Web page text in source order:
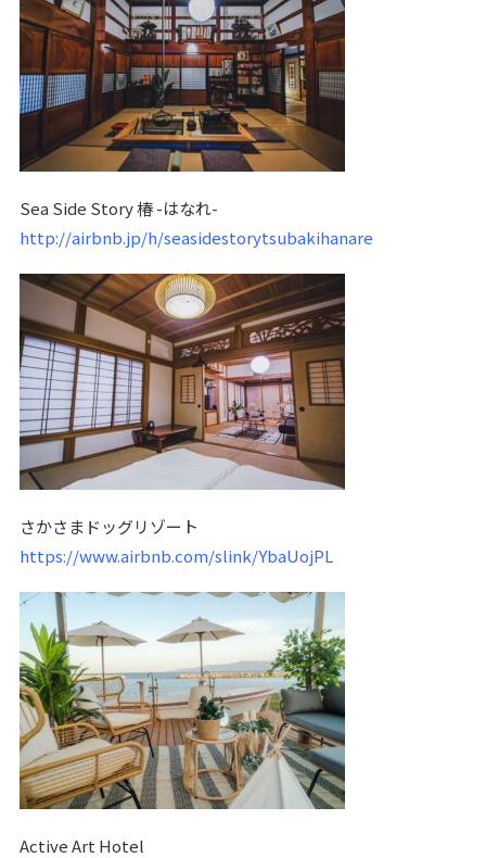
Sea Side Story 椿 -はなれ-
http://airbnb.jp/h/seasidestorytsubakihanare
さかさまドッグリゾート
https://www.airbnb.com/slink/YbaUojPL
Active Art Hotel